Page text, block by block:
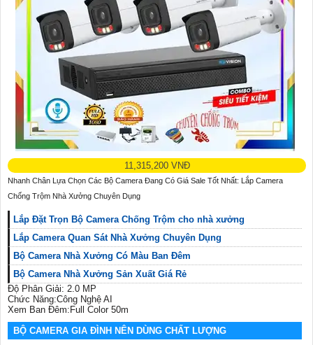
11,315,200 VNĐ
Nhanh Chân Lựa Chọn Các Bộ Camera Đang Có Giá Sale Tốt Nhất: Lắp Camera
Chống Trộm Nhà Xưởng Chuyên Dụng
Lắp Đặt Trọn Bộ Camera Chống Trộm cho nhà xưởng
Lắp Camera Quan Sát Nhà Xưởng Chuyên Dụng
Bộ Camera Nhà Xưởng Có Màu Ban Đêm
Bộ Camera Nhà Xưởng Sản Xuất Giá Rẻ
Độ Phân Giải: 2.0 MP
Chức Năng:Công Nghệ AI
Xem Ban Đêm:Full Color 50m
BỘ CAMERA GIA ĐÌNH NÊN DÙNG CHẤT LƯỢNG